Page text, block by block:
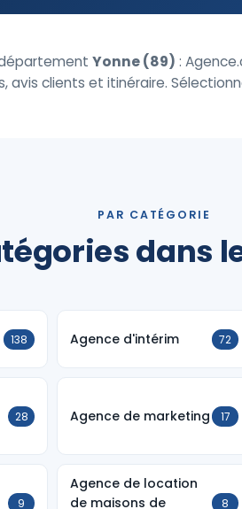
Yonne (89) :
avis clients et itinéraire.
PAR CATÉGORIE
dans
138 Agence d'intérim 72
28 Agence de marketing 17
9
Agence de location
de maisons de
8